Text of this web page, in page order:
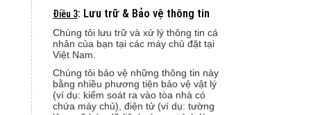
Điều 3: Lưu trữ & Bảo vệ thông tin
Chúng tôi lưu trữ và xử lý thông tin cá
nhân của bạn tại các máy chủ đặt tại
Việt Nam.
Chúng tôi bảo vệ những thông tin này
bằng nhiều phương tiện bảo vệ vật lý
(ví dụ: kiểm soát ra vào tòa nhà có
chứa máy chủ), điện tử (ví dụ: tường